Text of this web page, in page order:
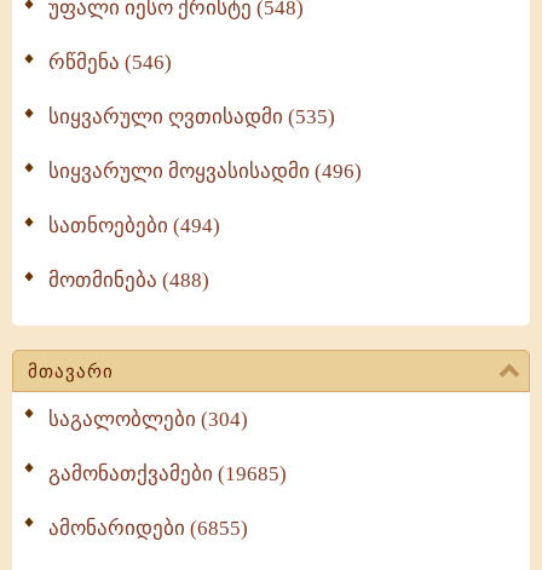
უფალი იესო ქრისტე (548)
რწმენა (546)
სიყვარული ღვთისადმი (535)
სიყვარული მოყვასისადმი (496)
სათნოებები (494)
მოთმინება (488)
მთავარი
საგალობლები (304)
გამონათქვამები (19685)
ამონარიდები (6855)